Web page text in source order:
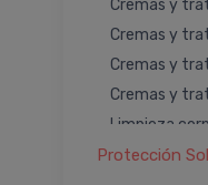
Cremas y
Cremas y
Cremas y
Cremas y
Limpieza
Protección